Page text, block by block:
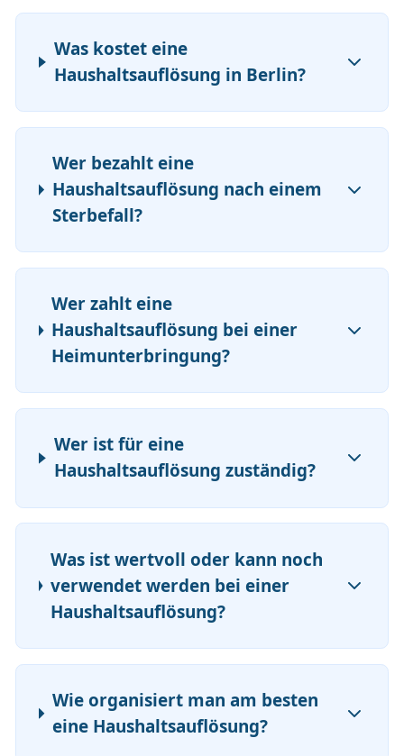
Was kostet eine
Haushaltsauflösung in Berlin?
Wer bezahlt eine
Haushaltsauflösung nach einem
Sterbefall?
Wer zahlt eine
Haushaltsauflösung bei einer
Heimunterbringung?
Wer ist für eine
Haushaltsauflösung zuständig?
Was ist wertvoll oder kann noch
verwendet werden bei einer
Haushaltsauflösung?
Wie organisiert man am besten
eine Haushaltsauflösung?